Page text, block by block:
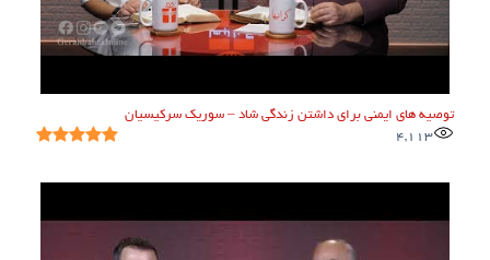
توصیه های ایمنی برای داشتن زندگی شاد – سوریک سرکیسیان
4,113